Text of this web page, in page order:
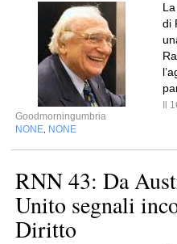
di
Il
Goodmorningumbria
NONE NONE
RNN 43: Da
Unito segnali
Diritto